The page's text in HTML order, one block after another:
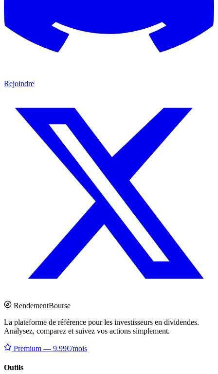
Rejoindre
RendementBourse
La plateforme de référence pour les investisseurs en dividendes.
Analysez, comparez et suivez vos actions simplement.
Premium — 9.99€/mois
Outils